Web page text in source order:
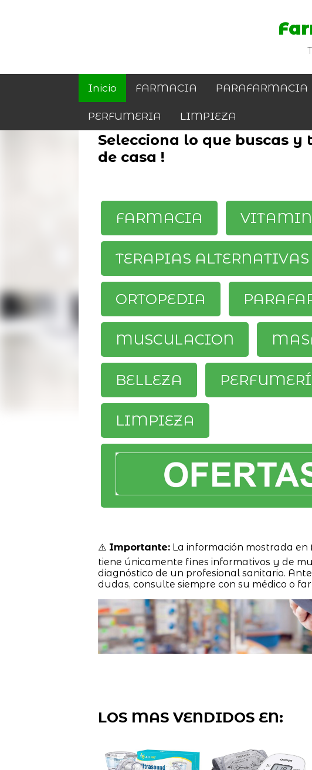
Inicio FARMACIA PARAFARMACIA
PERFUMERIA LIMPIEZA
Selecciona lo que buscas
de casa !
FARMACIA
TERAPIAS ALTERNATIVAS
ORTOPEDIA
MUSCULACION
BELLEZA
LIMPIEZA
⚠️ Importante:La información mostrada en
tiene únicamente fines informativos y de
diagnóstico de un profesional sanitario.
dudas, consulte siempre con su médico o
LOS MAS VENDIDOS EN: